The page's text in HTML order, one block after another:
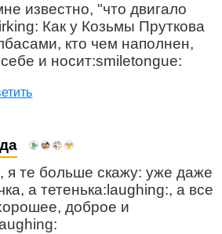
известно, "что двигало
Как у Козьмы Пруткова
кто чем наполнен,
себе и носит:smiletongue:
я те больше скажу: уже даже
а тетенька:laughing:, а все
доброе и